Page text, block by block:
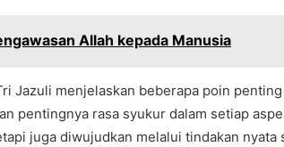
Allah kepada Manusia
Jazuli menjelaskan beberapa poin
pentingnya rasa syukur dalam setiap
juga diwujudkan melalui tindakan